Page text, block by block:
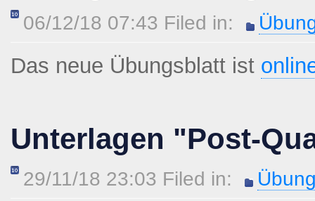
06/12/18 07:43 Filed in:
Das neue Übungsblatt ist
Unterlagen "Post-
29/11/18 23:03 Filed in: